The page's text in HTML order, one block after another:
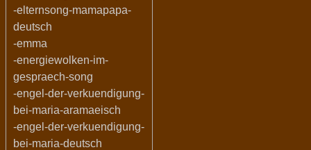
-elternsong-mamapapa-
deutsch
-emma
-energiewolken-im-
gespraech-song
-engel-der-verkuendigung-
bei-maria-aramaeisch
-engel-der-verkuendigung-
bei-maria-deutsch